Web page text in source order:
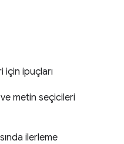
için ipuçları
metin seçicileri
ilerleme